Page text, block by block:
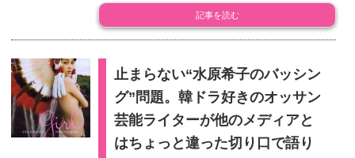
記事を読む
止まらない“水原希子のバッシン
グ”問題。韓ドラ好きのオッサン
芸能ライターが他のメディアと
はちょっと違った切り口で語り